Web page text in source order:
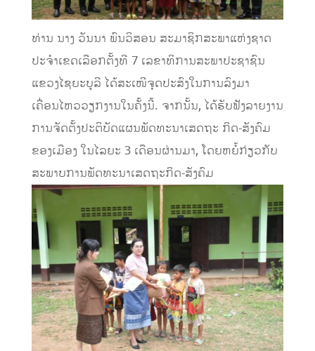
ທ່ານ ນາງ ວັນນາ ພົນວິສອນ ສະມາຊິກສະພາແຫ່ງຊາດ
ປະຈໍາເຂດເລືອກຕັ້ງທີ 7 ເລຂາທິການສະພາປະຊາຊົນ
ແຂວງໄຊຍະບູລີ ໄດ້ສະເໜີຈຸດປະສົງໃນການລົງມາ
ເຄື່ອນໄຫວວຽກງານໃນຄັ້ງນີ້. ຈາກນັ້ນ, ໄດ້ຮັບຟັງລາຍງານ
ການຈັດຕັ້ງປະຕິບັດແຜນພັດທະນາເສດຖະ ກິດ-ສັງຄົມ
ຂອງເມືອງ ໃນໄລຍະ 3 ເດືອນຜ່ານມາ, ໂດຍຫຍໍ້ກ່ຽວກັບ
ສະພາບການພັດທະນາເສດຖະກິດ-ສັງຄົມ